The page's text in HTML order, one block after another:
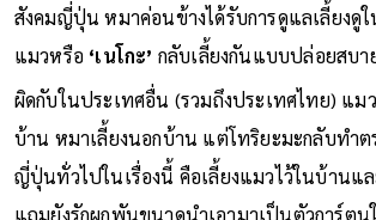
สังคมญี่ปุ่น หมาค่อนข้างได้รับการดูแลเลี้ยงดู
แมวหรือ ‘เนโกะ’ กลับเลี้ยงกันแบบปล่อยสบ
ผิดกับในประเทศอื่น (รวมถึงประเทศไทย) แมว
บ้าน หมาเลี้ยงนอกบ้าน แต่โทริยะมะกลับทำต
ญี่ปุ่นทั่วไปในเรื่องนี้ คือเลี้ยงแมวไว้ในบ้านแ
แถมยังรักผูกพันขนาดนำเอามาเป็นตัวการ์ตูน